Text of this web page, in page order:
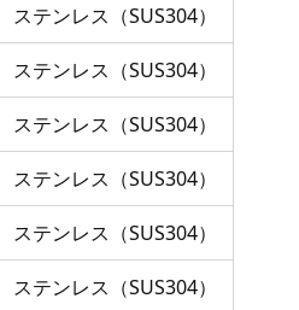
ステンレス（SUS304）
ステンレス（SUS304）
ステンレス（SUS304）
ステンレス（SUS304）
ステンレス（SUS304）
ステンレス（SUS304）